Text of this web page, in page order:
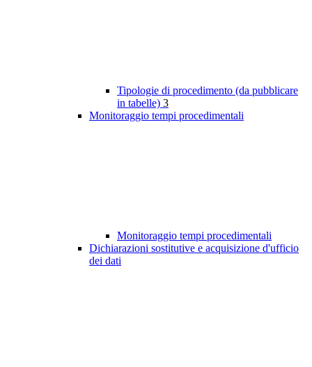
Tipologie di procedimento (da pubblicare
in tabelle) 3
Monitoraggio tempi procedimentali
Monitoraggio tempi procedimentali
Dichiarazioni sostitutive e acquisizione d'ufficio
dei dati